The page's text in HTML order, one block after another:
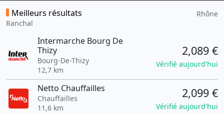
Meilleurs résultats
Ranchal
Rhône
Intermarche Bourg De
Thizy
Bourg-De-Thizy
12,7 km
2,089 €
Vérifié aujourd'hui
Netto Chauffailles
Chauffailles
11,6 km
2,099 €
Vérifié aujourd'hui